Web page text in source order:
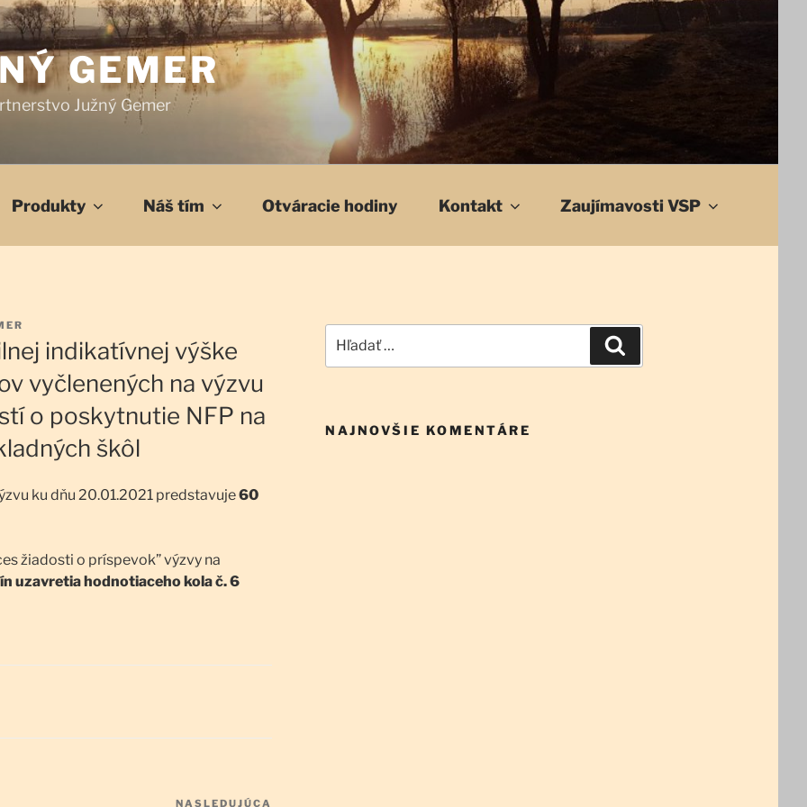
GEMER
Južný Gemer
Produkty Náš tím Otváracie hodiny Kontakt Zaujímavosti VSP
indikatívnej výške
vyčlenených na výzvu
o poskytnutie NFP na
škôl
ku dňu 20.01.2021 predstavuje60
žiadosti o príspevok” výzvy na
uzavretia hodnotiaceho kola č. 6
NASLEDUJÚCA
NAJNOVŠIE KOMENTÁRE